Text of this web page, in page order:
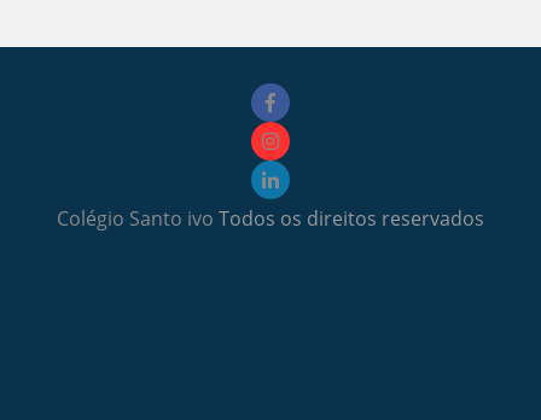
Colégio Santo ivo Todos os direitos reservados